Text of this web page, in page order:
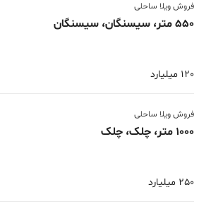
فروش ویلا ساحلی
550 متر، سیسنگان، سیسنگان
120 میلیارد
فروش ویلا ساحلی
1000 متر، چلک، چلک
250 میلیارد